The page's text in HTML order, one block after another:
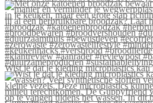
Wist je dat je kleding microplastics kan